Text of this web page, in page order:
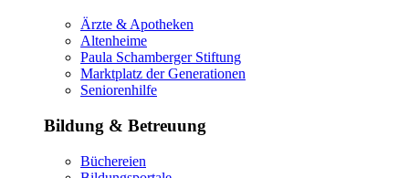
Ärzte & Apotheken
Altenheime
Paula Schamberger Stiftung
Marktplatz der Generationen
Seniorenhilfe
Bildung & Betreuung
Büchereien